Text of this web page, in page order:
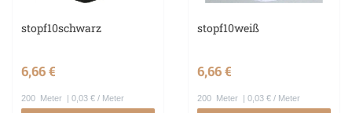
stopf10schwarz
6,66 €
200 Meter | 0,03 € / Meter
stopf10weiß
6,66 €
200 Meter | 0,03 € / Meter